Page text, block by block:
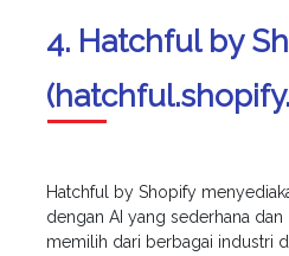
4. Hatchful by
Hatchful by Shopify
dengan AI yang sederhana dan
memilih dari berbagai industri